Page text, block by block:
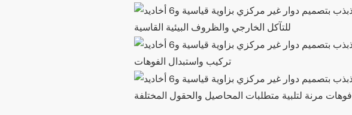
للتآكل الخارجي والظروف البيئية القاسية
تركيب واستبدال الفوهات
فوهات مرنة لتلبية متطلبات المحاصيل والحقول المختلفة